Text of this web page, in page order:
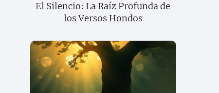
El Silencio: La Raíz Profunda de
los Versos Hondos